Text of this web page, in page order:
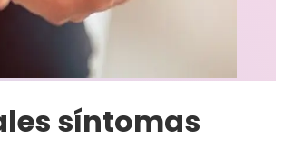
síntomas